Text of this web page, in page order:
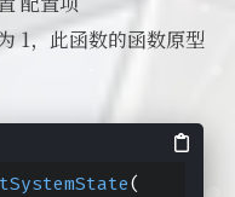
1，此函数的函数原型
(